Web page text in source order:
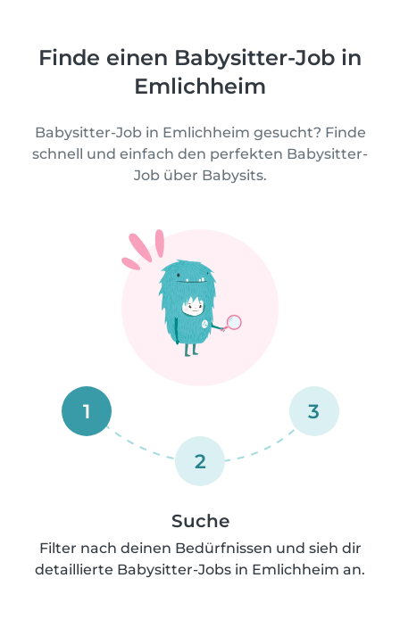
Finde einen Babysitter-Job in
Emlichheim
Babysitter-Job in Emlichheim gesucht? Finde
schnell und einfach den perfekten Babysitter-
Job über Babysits.
1
2
3
Suche
Filter nach deinen Bedürfnissen und sieh dir
detaillierte Babysitter-Jobs in Emlichheim an.